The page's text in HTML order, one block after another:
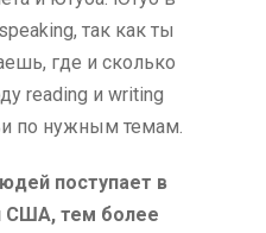
так как ты
где и сколько
reading и writing
по нужным темам.
поступает в
США, тем более